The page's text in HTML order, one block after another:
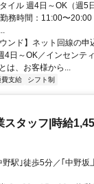
地です♪ 周辺にはカフ
イル 週4日～OK（週5
務時間：11:00〜
ンド】ネット回線の
4日～OK／インセンテ
は、お客様から...
費支給 シフト制
スタッフ|時給
駅｣徒歩5分／｢中野坂